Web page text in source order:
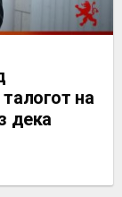
на
дека